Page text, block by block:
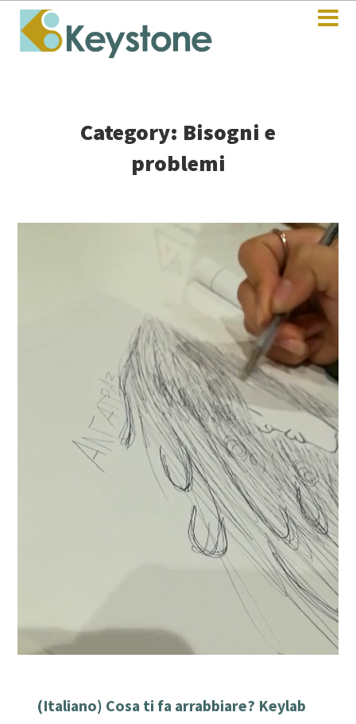
Category: Bisogni e
problemi
(Italiano) Cosa ti fa arrabbiare? Keylab